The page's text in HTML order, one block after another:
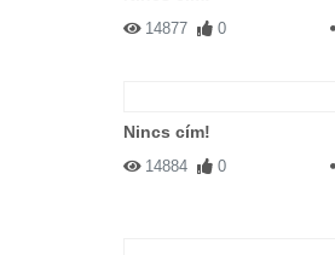
14877 0
Nincs cím!
14884 0